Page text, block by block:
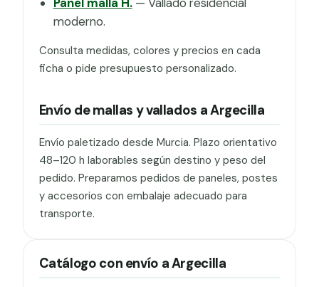
moderno.
Consulta medidas, colores y precios en cada
ficha o pide presupuesto personalizado.
Envío de mallas y vallados a Argecilla
Envío paletizado desde Murcia. Plazo orientativo
48–120 h laborables según destino y peso del
pedido. Preparamos pedidos de paneles, postes
y accesorios con embalaje adecuado para
transporte.
Catálogo con envío a Argecilla